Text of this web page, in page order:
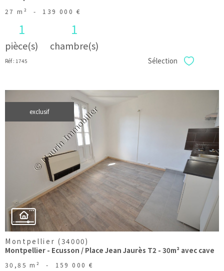
27 m² - 139 000 €
1
pièce(s)
1
chambre(s)
Réf : 1745 Sélection Sélectionner
exclusif
bien
Montpellier (34000)
Montpellier - Ecusson / Place Jean Jaurès T2 - 30m² avec cave
30,85 m² - 159 000 €